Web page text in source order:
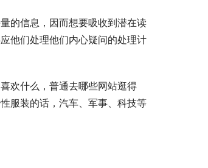
的信息，因而想要吸收到潜在读
他们处理他们内心疑问的处理计
欢什么，普通去哪些网站逛得
服装的话，汽车、军事、科技等